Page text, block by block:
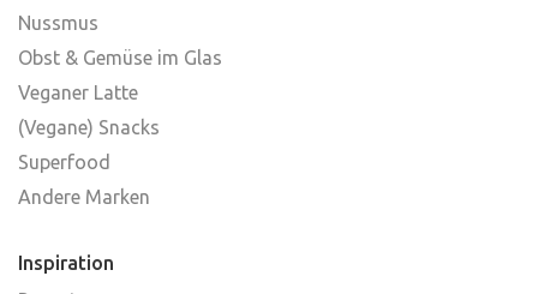
Nussmus
Obst & Gemüse im Glas
Veganer Latte
(Vegane) Snacks
Superfood
Andere Marken
Inspiration